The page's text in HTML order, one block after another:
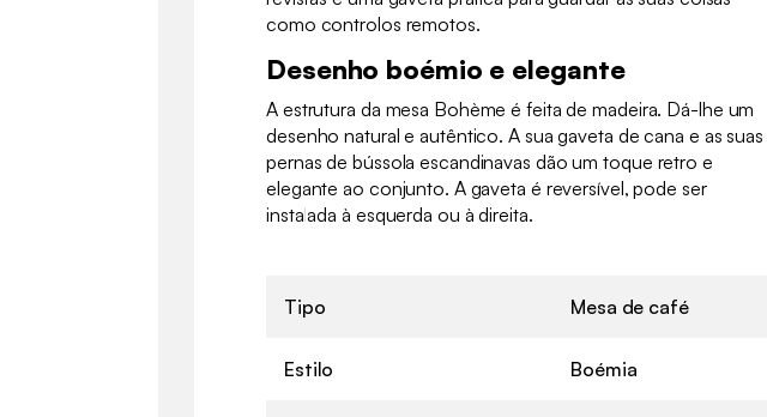
como controlos remotos.
Desenho boémio e elegante
A estrutura da mesa Bohème é feita de madeira. Dá-lhe um
desenho natural e autêntico. A sua gaveta de cana e as suas
pernas de bússola escandinavas dão um toque retro e
elegante ao conjunto. A gaveta é reversível, pode ser
instalada à esquerda ou à direita.
Tipo Mesa de café
Estilo Boémia